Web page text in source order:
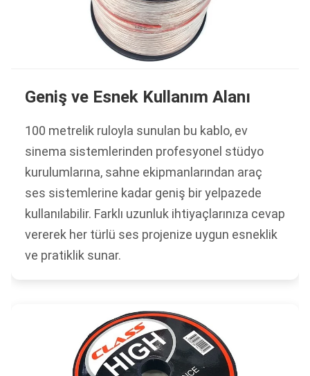
Geniş ve Esnek Kullanım Alanı
100 metrelik ruloyla sunulan bu kablo, ev
sinema sistemlerinden profesyonel stüdyo
kurulumlarına, sahne ekipmanlarından araç
ses sistemlerine kadar geniş bir yelpazede
kullanılabilir. Farklı uzunluk ihtiyaçlarınıza cevap
vererek her türlü ses projenize uygun esneklik
ve pratiklik sunar.